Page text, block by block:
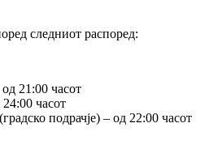
следниот распоред:
21:00 часот
часот
подрачје) – од 22:00 часот